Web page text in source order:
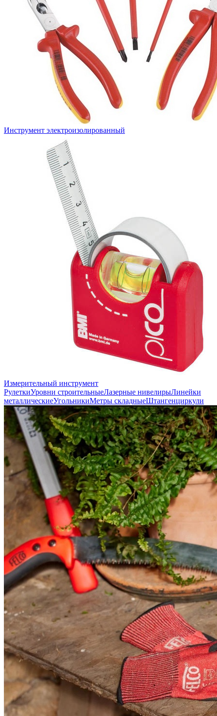
Инструмент электроизолированный
Измерительный инструмент
РулеткиУровни строительныеЛазерные нивелирыЛинейки
металлическиеУгольникиМетры складныеШтангенциркули